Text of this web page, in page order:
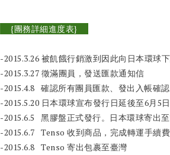
{團務詳細進度表}
-2015.3.26 被飢餓行銷激到因此向日本環球
-2015.3.27 徵滿團員，發送匯款通知信
-2015.4.8 確認所有團員匯款、發出入帳確
-2015.5.20 日本環球宣布發行日延後至6月5日
-2015.6.5 黑膠盤正式發行。日本環球寄出
-2015.6.7 Tenso 收到商品，完成轉運手續
-2015.6.8 Tenso 寄出包裹至臺灣